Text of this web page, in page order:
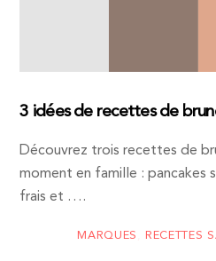
3 idées de recettes de
Découvrez trois recettes de
moment en famille : pancakes
frais et ….
MARQUES RECETTES